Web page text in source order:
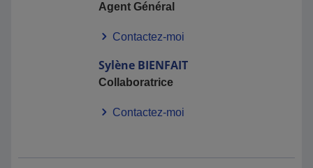
Agent Général
Contactez-moi
Sylène BIENFAIT
Collaboratrice
Contactez-moi